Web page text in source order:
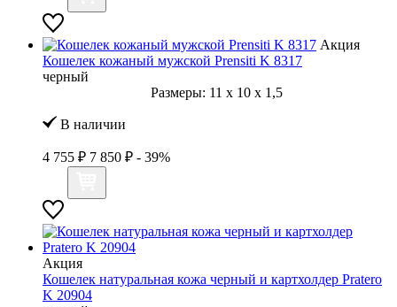
Акция
Кошелек кожаный мужской Prensiti K 8317
черный
Размеры: 11 x 10 x 1,5
В наличии
4 755 ₽ 7 850 ₽ - 39%
Акция
Кошелек натуральная кожа черный и картхолдер Pratero
K 20904